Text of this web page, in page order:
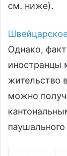
см. ниже).
Однако,
иностранцы
жительство
можно
паушального